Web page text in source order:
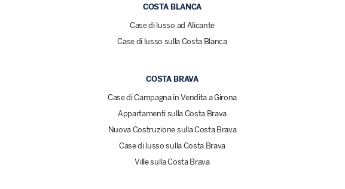
COSTA BLANCA
Case di lusso ad Alicante
Case di lusso sulla Costa Blanca
COSTA BRAVA
Case di Campagna in Vendita a Girona
Appartamenti sulla Costa Brava
Nuova Costruzione sulla Costa Brava
Case di lusso sulla Costa Brava
Ville sulla Costa Brava